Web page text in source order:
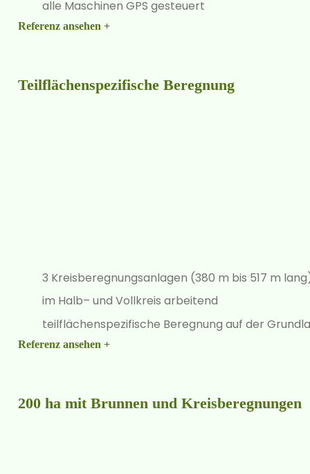
alle Maschinen GPS gesteuert
Referenz ansehen +
Teilflächenspezifische Beregnung
3 Kreisberegnungsanlagen (380 m bis 517 m
im Halb– und Vollkreis arbeitend
teilflächenspezifische Beregnung auf der
Referenz ansehen +
200 ha mit Brunnen und Kreisberegnungen